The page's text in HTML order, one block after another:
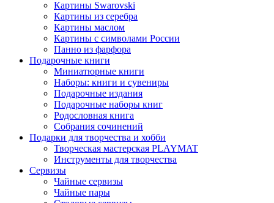
Картины Swarovski
Картины из серебра
Картины маслом
Картины с символами России
Панно из фарфора
Подарочные книги
Миниатюрные книги
Наборы: книги и сувениры
Подарочные издания
Подарочные наборы книг
Родословная книга
Собрания сочинений
Подарки для творчества и хобби
Творческая мастерская PLAYMAT
Инструменты для творчества
Cервизы
Чайные сервизы
Чайные пары